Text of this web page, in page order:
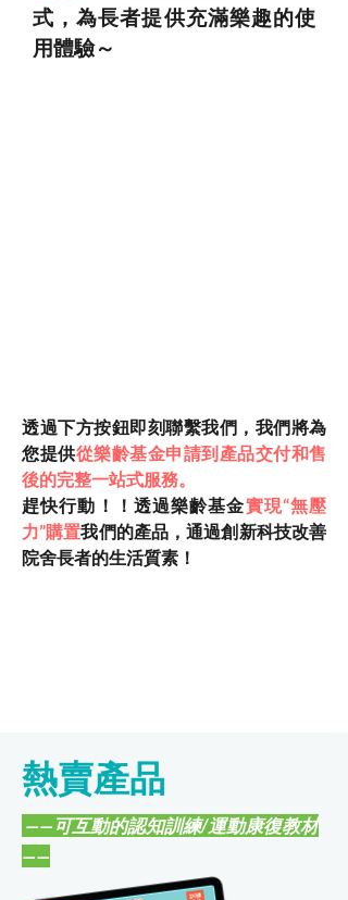
式，為長者提供充滿樂趣的使
用體驗～
​透過下方按鈕即刻聯繫我們，我們將為
您提供從樂齡基金申請到產品交付和售
後的完整一站式服務。
趕快行動！！透過樂齡基金實現“無壓
力”購置我們的產品，通過創新科技改善
院舍長者的生活質素！
​熱賣產品
——可互動的認知訓練/運動康復教材
——